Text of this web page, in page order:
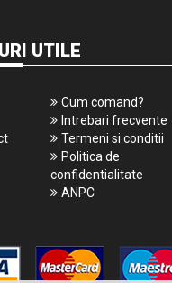
UTILE
Cum comand?
Intrebari frecvente
Termeni si conditii
Politica de
confidentialitate
ANPC